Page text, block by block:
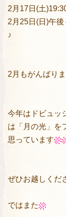
2月17日(土
2月25日(日)午
♪
2月もがんばり
今年はドビュッ
は「月の光」を
思っています
ぜひお越しくだ
ではまた